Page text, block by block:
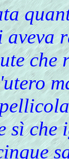
che
sì che